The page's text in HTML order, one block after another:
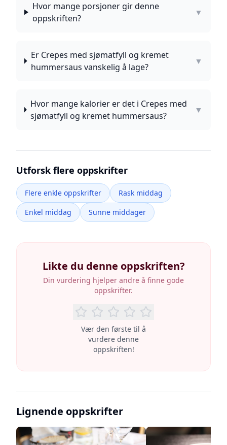
Hvor mange porsjoner gir denne
oppskriften?
▼
Er Crepes med sjømatfyll og kremet
hummersaus vanskelig å lage?
▼
Hvor mange kalorier er det i Crepes med
sjømatfyll og kremet hummersaus?
▼
Utforsk flere oppskrifter
Flere enkle oppskrifter
Rask middag
Enkel middag
Sunne middager
Likte du denne oppskriften?
Din vurdering hjelper andre å finne gode
oppskrifter.
Vær den første til å
vurdere denne
oppskriften!
Lignende oppskrifter